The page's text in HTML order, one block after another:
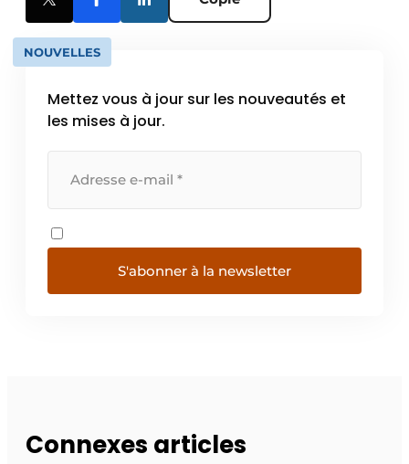
NOUVELLES
Mettez vous à jour sur les nouveautés et
les mises à jour.
S'abonner à la newsletter
Connexes articles